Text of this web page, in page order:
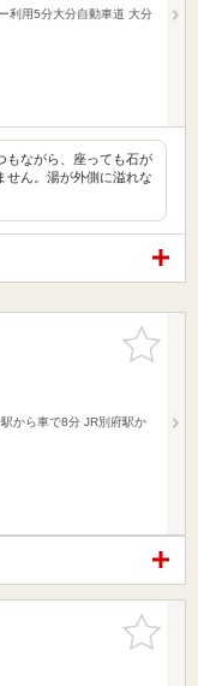
利用5分大分自動車道 大分
もながら、座っても石が
せん。湯が外側に溢れな
お気に入
りに追加
から車で8分 JR別府駅か
お気に入
りに追加